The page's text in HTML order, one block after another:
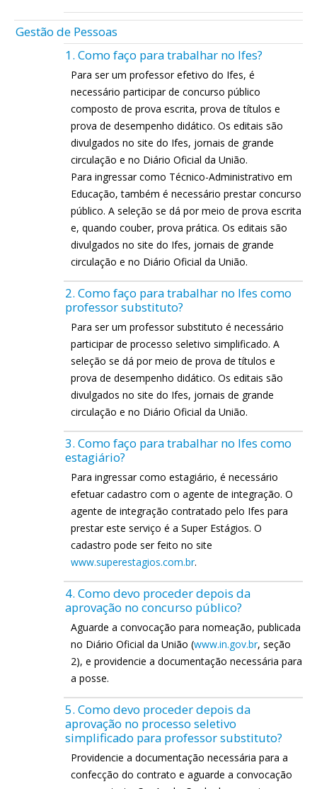
Gestão de Pessoas
1. Como faço para trabalhar no Ifes?
Para ser um professor efetivo do Ifes, é
necessário participar de concurso público
composto de prova escrita, prova de títulos e
prova de desempenho didático. Os editais são
divulgados no site do Ifes, jornais de grande
circulação e no Diário Oficial da União.
Para ingressar como Técnico-Administrativo em
Educação, também é necessário prestar concurso
público. A seleção se dá por meio de prova escrita
e, quando couber, prova prática. Os editais são
divulgados no site do Ifes, jornais de grande
circulação e no Diário Oficial da União.
2. Como faço para trabalhar no Ifes como
professor substituto?
Para ser um professor substituto é necessário
participar de processo seletivo simplificado. A
seleção se dá por meio de prova de títulos e
prova de desempenho didático. Os editais são
divulgados no site do Ifes, jornais de grande
circulação e no Diário Oficial da União.
3. Como faço para trabalhar no Ifes como
estagiário?
Para ingressar como estagiário, é necessário
efetuar cadastro com o agente de integração. O
agente de integração contratado pelo Ifes para
prestar este serviço é a Super Estágios. O
cadastro pode ser feito no site
www.superestagios.com.br.
4. Como devo proceder depois da
aprovação no concurso público?
Aguarde a convocação para nomeação, publicada
no Diário Oficial da União (www.in.gov.br, seção
2), e providencie a documentação necessária para
a posse.
5. Como devo proceder depois da
aprovação no processo seletivo
simplificado para professor substituto?
Providencie a documentação necessária para a
confecção do contrato e aguarde a convocação